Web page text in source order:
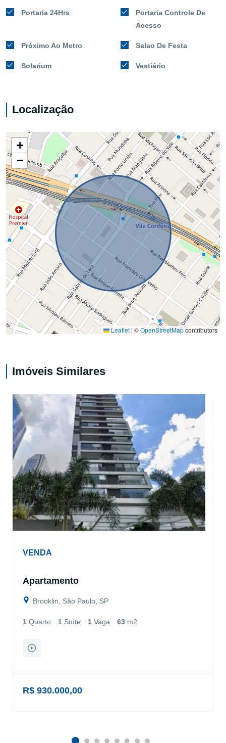
Portaria 24Hrs
Portaria Controle De
Acesso
Próximo Ao Metro Salao De Festa
Solarium Vestiário
Localização
+
−
Leaflet | ©OpenStreetMapcontributors
Imóveis Similares
VENDA
Apartamento
Brooklin, São Paulo, SP
1 Quarto 1 Suíte 1 Vaga 63 m2
R$ 930.000,00